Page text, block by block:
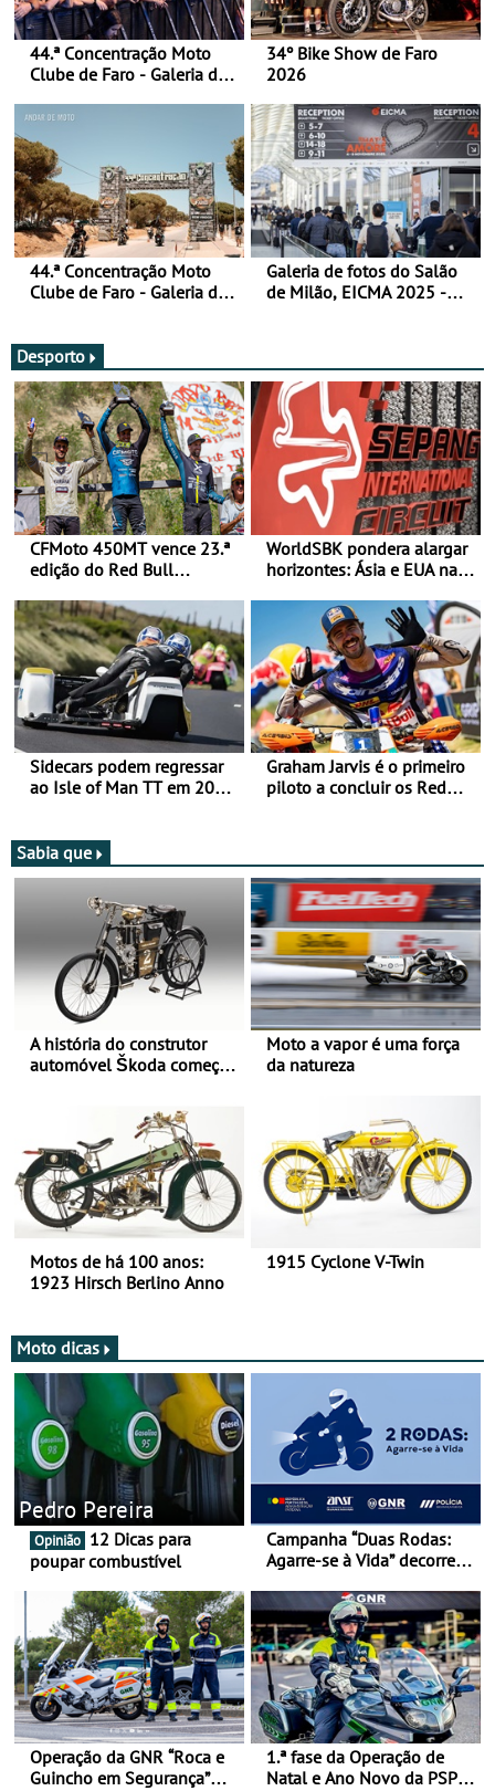
44.ª Concentração Moto
Clube de Faro - Galeria de
34º Bike Show de Faro
2026
44.ª Concentração Moto
Clube de Faro - Galeria de
Galeria de fotos do Salão
de Milão, EICMA 2025 -
Desporto
CFMoto 450MT vence 23.ª
edição do Red Bull
Categorias Adventure -
Vitória na Ultimate, Core e
Lite
WorldSBK pondera alargar
horizontes: Ásia e EUA na
Sidecars podem regressar
ao Isle of Man TT em 2027
Graham Jarvis é o primeiro
piloto a concluir os Red
Sabia que
A história do construtor
automóvel Škoda começou
Moto a vapor é uma força
da natureza
Motos de há 100 anos:
1923 Hirsch Berlino Anno
1915 Cyclone V-Twin
Moto dicas
Pedro Pereira
Opinião
poupar combustível
Campanha “Duas Rodas:
Agarre-se à Vida” decorre
Operação da GNR “Roca e
Guincho em Segurança”
1.ª fase da Operação de
Natal e Ano Novo da PSP e